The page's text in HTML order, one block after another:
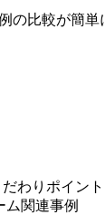
の比較が簡単
わりポイント
ム関連事例